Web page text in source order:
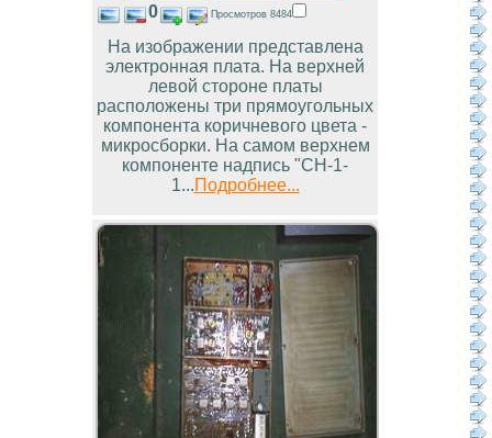
0 Просмотров 8484
На изображении представлена
электронная плата. На верхней
левой стороне платы
расположены три прямоугольных
компонента коричневого цвета -
микросборки. На самом верхнем
компоненте надпись "СН-1-
1...Подробнее...